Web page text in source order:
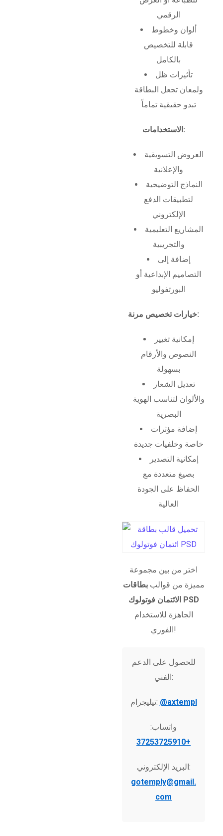
الرقمي
ألوان وخطوط
قابلة للتخصيص
بالكامل
تأثيرات ظل
ولمعان تجعل البطاقة
تبدو حقيقية تماماً
الاستخدامات:
العروض التسويقية
والإعلانية
النماذج التوضيحية
لتطبيقات الدفع
الإلكتروني
المشاريع التعليمية
والتجريبية
إضافة إلى
التصاميم الإبداعية أو
البورتفوليو
خيارات تخصيص مرنة:
إمكانية تغيير
النصوص والأرقام
بسهولة
تعديل الشعار
والألوان لتناسب الهوية
البصرية
إضافة مؤثرات
خاصة وخلفيات جديدة
إمكانية التصدير
بصيغ متعددة مع
الحفاظ على الجودة
العالية
اختر من بين مجموعة
مميزة من قوالببطاقات
الائتمان فوتولوك PSD
الجاهزة للاستخدام
الفوري!
للحصول على الدعم
الفني:
تيليجرام: @axtempl
واتساب:
+37253725910
البريد الإلكتروني:
gotemply@gmail.
com